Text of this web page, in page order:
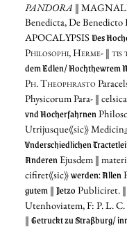
PANDORA ‖
Benedicta, De
APOCALYPSISDes
Philosophi, Herme- ‖ tis
dem Edlen/ Hochthewrem
Ph. Theophrasto
Physicorum Para- ‖
vnd Hocherfahrnen
Utrijusque⟪sic⟫ Medicin
Vnderschiedlichen
AnderenEjusdem ‖
cifiret⟪sic⟫werden: Allen
gutem‖ Jetzo Publiciret. ‖
Utenhoviatem, F: P. L.
‖ Getruckt zu Straßburg/